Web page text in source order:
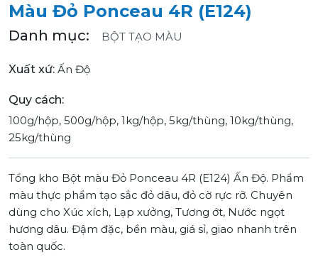
Màu Đỏ Ponceau 4R (E124)
Danh mục: BỘT TẠO MÀU
Xuất xứ: Ấn Độ
Quy cách:
100g/hộp, 500g/hộp, 1kg/hộp, 5kg/thùng, 10kg/thùng,
25kg/thùng
Tổng kho Bột màu Đỏ Ponceau 4R (E124) Ấn Độ. Phẩm
màu thực phẩm tạo sắc đỏ dâu, đỏ cờ rực rỡ. Chuyên
dùng cho Xúc xích, Lạp xưởng, Tương ớt, Nước ngọt
hương dâu. Đậm đặc, bền màu, giá sỉ, giao nhanh trên
toàn quốc.